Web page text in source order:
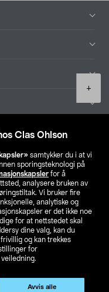
Clas Ohlson
samtykker du i at vi
sporingsteknologi på
for å
analysere bruken av
Vi bruker fire
analytiske og
er det ikke noe
for at nettstedet skal
dine valg, kan du
og kan trekkes
for
Avvis alle
+
moms